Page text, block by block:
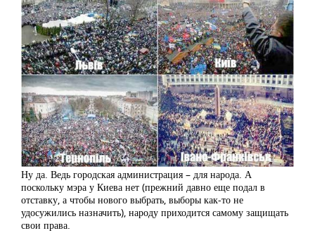
Ну да. Ведь городская администрация – для народа. А
поскольку мэра у Киева нет (прежний давно еще подал в
отставку, а чтобы нового выбрать, выборы как-то не
удосужились назначить), народу приходится самому защищать
свои права.